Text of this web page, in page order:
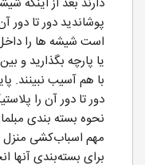
پوشاندید دور تا دور
است شیشه ها را
یا پارچه بگذارید و
با هم آسیب نبینند.
دور تا دور آن را
نحوه بسته بندی
مهم اسباب‌کشی منزل
برای بسته‌بندی آنها